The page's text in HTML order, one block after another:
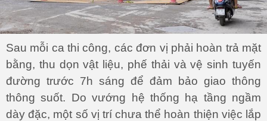
Sau mỗi ca thi công, các đơn vị phải hoàn trả mặt
bằng, thu dọn vật liệu, phế thải và vệ sinh tuyến
đường trước 7h sáng để đảm bảo giao thông
thông suốt. Do vướng hệ thống hạ tầng ngầm
dày đặc, một số vị trí chưa thể hoàn thiện việc lắp